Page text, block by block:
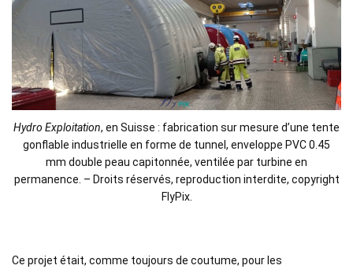
Hydro Exploitation, en Suisse : fabrication sur mesure d’une tente
gonflable industrielle en forme de tunnel, enveloppe PVC 0.45
mm double peau capitonnée, ventilée par turbine en
permanence. – Droits réservés, reproduction interdite, copyright
FlyPix.
Ce projet était, comme toujours de coutume, pour les